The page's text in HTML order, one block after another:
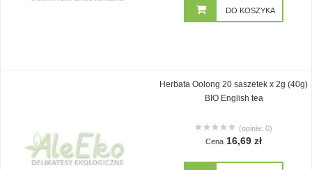
DO KOSZYKA
Herbata Oolong 20 saszetek x 2g (40g)
BIO English tea
(opinie: 0)
Cena 16,69 zł